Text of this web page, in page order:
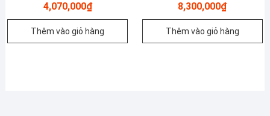
4,070,000₫
Thêm vào giỏ hàng
8,300,000₫
Thêm vào giỏ hàng